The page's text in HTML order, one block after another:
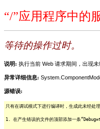
“/”应用程序中的
等待的操作过时。
说明: 执行当前 Web 请求期间，出现
异常详细信息:
源错误:
只有在调试模式下进行编译时，生成此未经处
1. 在产生错误的文件的顶部添加一条